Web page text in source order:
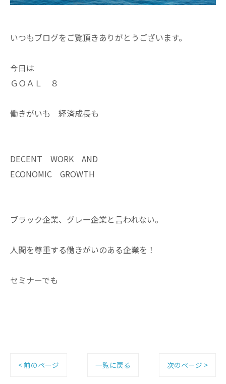
いつもブログをご覧頂きありがとうございます。
今日は
ＧＯＡＬ ８
働きがいも 経済成長も
DECENT WORK AND
ECONOMIC GROWTH
ブラック企業、グレー企業と言われない。
人間を尊重する働きがいのある企業を！
セミナーでも
< 前のページ 一覧に戻る 次のページ >